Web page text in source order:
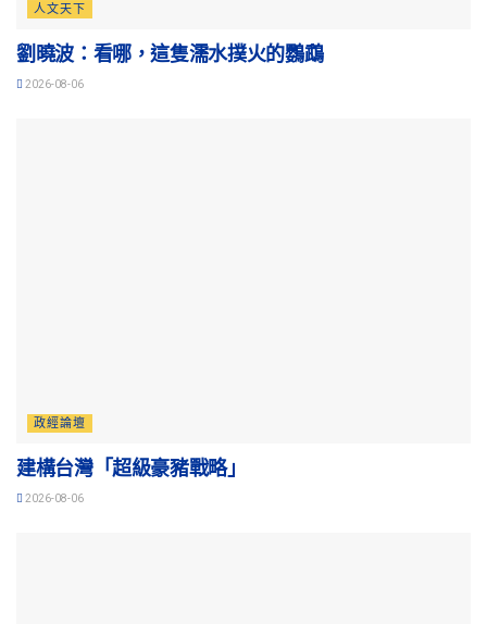
人文天下
劉曉波：看哪，這隻濡水撲火的鸚鵡
2026-08-06
政經論壇
建構台灣「超級豪豬戰略」
2026-08-06